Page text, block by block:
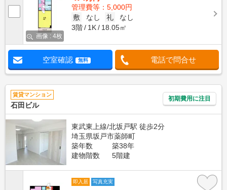
画像 : 4枚
管理費等：5,000円
敷
なし 礼
なし
3階
1K 18.05㎡
空室確認 無料 電話で問合せ
賃貸マンション
石田ビル
初期費用に注目
東武東上線/北坂戸駅 徒歩2分
埼玉県坂戸市薬師町
築年数
築38年
建物階数
5階建
即入居 写真充実